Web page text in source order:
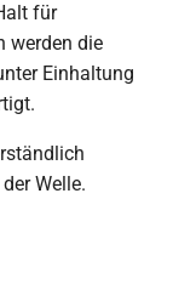
für
werden die
Einhaltung
Welle.